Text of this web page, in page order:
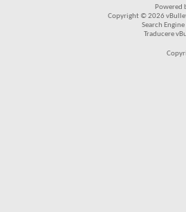
Powered
Copyright © 2026
Search
Traducere